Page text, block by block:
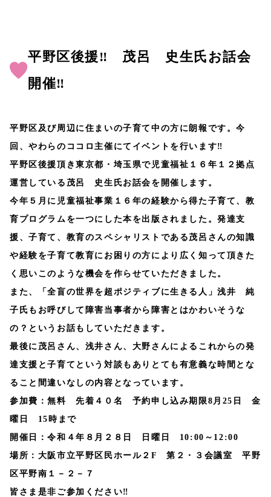
平野区後援‼ 茂呂 史生氏お話会
開催‼
平野区及び周辺に住まいの子育て中の方に朗報です。今
回、やわらのココロ主催にてイベントを行います‼
平野区後援頂き東京都・埼玉県で児童福祉１６年１２拠点
運営している茂呂 史生氏お話会を開催します。
今年５月に児童福祉事業１６年の経験から得た子育て、教
育プログラムを一つにした本を出版されました。発達支
援、子育て、教育のスペシャリストである茂呂さんの知識
や経験を子育て教育にお困りの方により広く知って頂きた
く思いこのような機会を作らせていただきました。
また、「全盲の世界を超ポジティブに生きる人」浅井 純
子氏もお呼びして障害当事者から障害とはかわいそうな
の？というお話もしていただきます。
最後に茂呂さん、浅井さん、大野さんによるこれからの発
達支援と子育てという対談もありとても有意義な時間とな
ること間違いなしの内容となっています。
参加費：無料先着４０名 予約申し込み期限8月25日 金
曜日 15時まで
開催日：令和４年８月２８日 日曜日 10:00～12:00
場所： 大阪市立平野区民ホール２F 第２・３会議室 平野
区平野南１－２－７
皆さま是非ご参加ください‼